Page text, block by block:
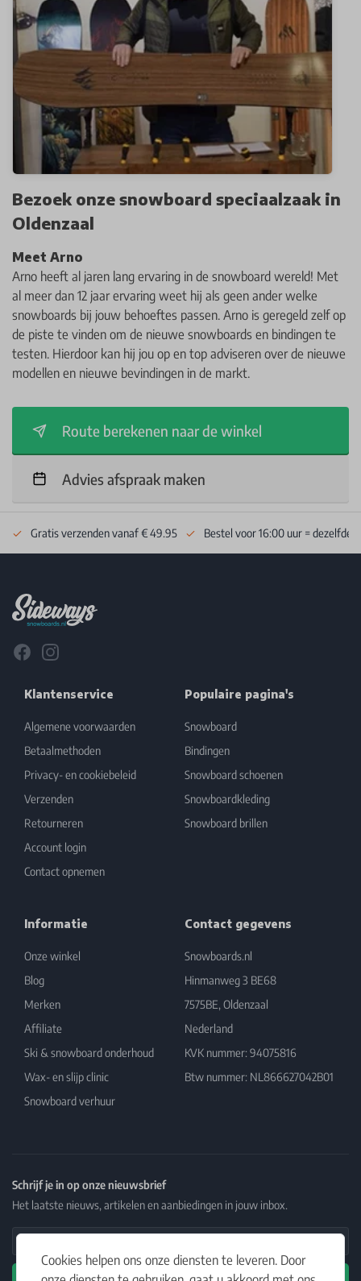
Bezoek onze snowboard speciaalzaak in
Oldenzaal
Meet Arno
Arno heeft al jaren lang ervaring in de snowboard wereld! Met
al meer dan 12 jaar ervaring weet hij als geen ander welke
snowboards bij jouw behoeftes passen. Arno is geregeld zelf op
de piste te vinden om de nieuwe snowboards en bindingen te
testen. Hierdoor kan hij jou op en top adviseren over de nieuwe
modellen en nieuwe bevindingen in de markt.
Route berekenen naar de winkel
Advies afspraak maken
Cookies helpen ons onze diensten te leveren. Door
Gratis verzenden vanaf € 49.95 Bestel voor 16:00 uur = dezelfde
FacebookInstagram
Klantenservice
Algemene voorwaarden
Betaalmethoden
Privacy- en cookiebeleid
Verzenden
Retourneren
Account login
Contact opnemen
Populaire pagina's
Snowboard
Bindingen
Snowboard schoenen
Snowboardkleding
Snowboard brillen
Informatie
Onze winkel
Blog
Merken
Affiliate
Ski & snowboard onderhoud
Wax- en slijp clinic
Snowboard verhuur
Contact gegevens
Snowboards.nl
Hinmanweg 3 BE68
7575BE, Oldenzaal
Nederland
KVK nummer: 94075816
Btw nummer: NL866627042B01
Schrijf je in op onze nieuwsbrief
Het laatste nieuws, artikelen en aanbiedingen in jouw inbox.
Email Address